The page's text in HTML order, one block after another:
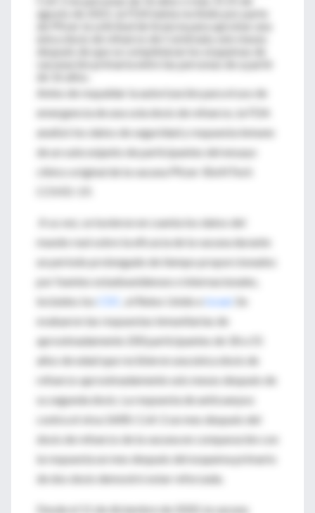
agosto de 2021, la FDA había recibido por parte
Antes de respaldar la autorización para el uso de
emergencia de una sola dosis de refuerzo, la FDA
analizó los datos de seguridad y respuesta inmune
de un subconjunto de participantes del ensayo
clínico original de la vacuna Pfizer-BioNTech
A su vez, se tuvieron en cuenta los datos del
mundo real sobre la eficacia de la vacuna durante
un período prolongado de tiempo proporcionados
por fuentes estadounidenses e internacionales,
incluidos los
, el Reino Unido e Israel
. Se
evaluaron las respuestas inmunitarias de
aproximadamente 200 participantes de 18 a 55
años de edad que recibieron una única dosis de
refuerzo aproximadamente seis meses después de
su segunda dosis. La respuesta de anticuerpos
contra el virus SARS-CoV-2 un mes después del
dosis de refuerzo de la vacuna en comparación con
la respuesta un mes después del esquema primario
de dos dosis demostró estar reforzada.
Desde el 11 de diciembre de 2020, la vacuna